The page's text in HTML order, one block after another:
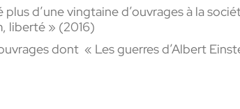
plus d’une vingtaine d’ouvrages à la
liberté » (2016)
dont « Les guerres d’Albert